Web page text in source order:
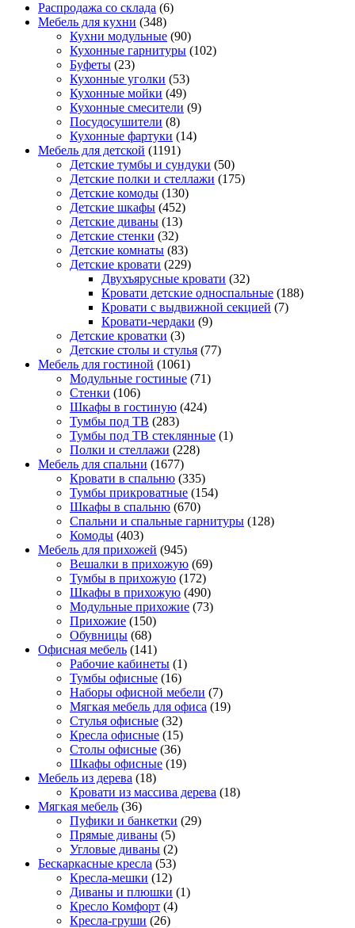
Распродажа со склада (6)
Мебель для кухни (348)
Кухни модульные (90)
Кухонные гарнитуры (102)
Буфеты (23)
Кухонные уголки (53)
Кухонные мойки (49)
Кухонные смесители (9)
Посудосушители (8)
Кухонные фартуки (14)
Мебель для детской (1191)
Детские тумбы и сундуки (50)
Детские полки и стеллажи (175)
Детские комоды (130)
Детские шкафы (452)
Детские диваны (13)
Детские стенки (32)
Детские комнаты (83)
Детские кровати (229)
Двухъярусные кровати (32)
Кровати детские односпальные (188)
Кровати с выдвижной секцией (7)
Кровати-чердаки (9)
Детские кроватки (3)
Детские столы и стулья (77)
Мебель для гостиной (1061)
Модульные гостиные (71)
Стенки (106)
Шкафы в гостиную (424)
Тумбы под ТВ (283)
Тумбы под ТВ стеклянные (1)
Полки и стеллажи (228)
Мебель для спальни (1677)
Кровати в спальню (335)
Тумбы прикроватные (154)
Шкафы в спальню (670)
Спальни и спальные гарнитуры (128)
Комоды (403)
Мебель для прихожей (945)
Вешалки в прихожую (69)
Тумбы в прихожую (172)
Шкафы в прихожую (490)
Модульные прихожие (73)
Прихожие (150)
Обувницы (68)
Офисная мебель (141)
Рабочие кабинеты (1)
Тумбы офисные (16)
Наборы офисной мебели (7)
Мягкая мебель для офиса (19)
Стулья офисные (32)
Кресла офисные (15)
Столы офисные (36)
Шкафы офисные (19)
Мебель из дерева (18)
Кровати из массива дерева (18)
Мягкая мебель (36)
Пуфики и банкетки (29)
Прямые диваны (5)
Угловые диваны (2)
Бескаркасные кресла (53)
Кресла-мешки (12)
Диваны и плюшки (1)
Кресло Комфорт (4)
Кресла-груши (26)